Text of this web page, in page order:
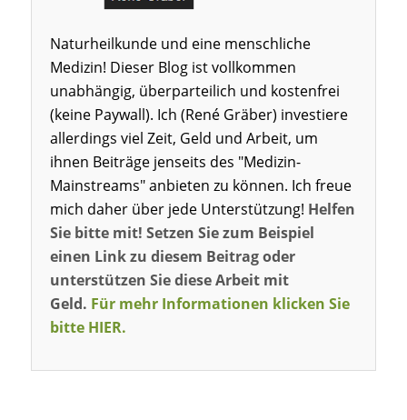
Naturheilkunde und eine menschliche
Medizin! Dieser Blog ist vollkommen
unabhängig, überparteilich und kostenfrei
(keine Paywall). Ich (René Gräber) investiere
allerdings viel Zeit, Geld und Arbeit, um
ihnen Beiträge jenseits des "Medizin-
Mainstreams" anbieten zu können. Ich freue
mich daher über jede Unterstützung! Helfen
Sie bitte mit! Setzen Sie zum Beispiel
einen Link zu diesem Beitrag oder
unterstützen Sie diese Arbeit mit
Geld. Für mehr Informationen klicken Sie
bitte HIER.